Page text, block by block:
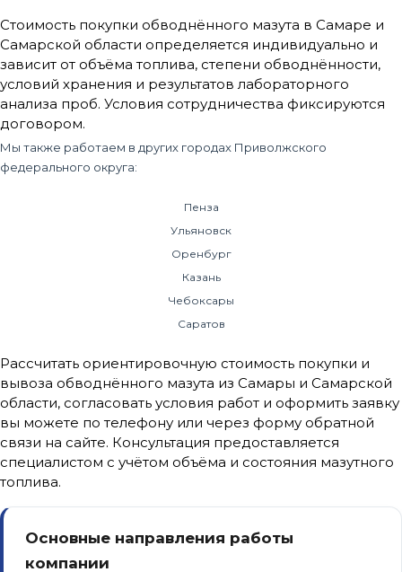
Стоимость покупки обводнённого мазута в Самаре и
Самарской области определяется индивидуально и
зависит от объёма топлива, степени обводнённости,
условий хранения и результатов лабораторного
анализа проб. Условия сотрудничества фиксируются
договором.
Мы также работаем в других городах Приволжского
федерального округа:
Пенза
Ульяновск
Оренбург
Казань
Чебоксары
Саратов
Рассчитать ориентировочную стоимость покупки и
вывоза обводнённого мазута из Самары и Самарской
области, согласовать условия работ и оформить заявку
вы можете по телефону или через форму обратной
связи на сайте. Консультация предоставляется
специалистом с учётом объёма и состояния мазутного
топлива.
Основные направления работы
компании